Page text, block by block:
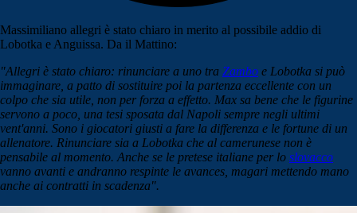
Massimiliano allegri è stato chiaro in merito al possibile addio di
Lobotka e Anguissa. Da il Mattino:
"Allegri è stato chiaro: rinunciare a uno tra Zambo e Lobotka si può
immaginare, a patto di sostituire poi la partenza eccellente con un
colpo che sia utile, non per forza a effetto. Max sa bene che le figurine
servono a poco, una tesi sposata dal Napoli sempre negli ultimi
vent'anni. Sono i giocatori giusti a fare la differenza e le fortune di un
allenatore. Rinunciare sia a Lobotka che al camerunese non è
pensabile al momento. Anche se le pretese italiane per lo slovacco
vanno avanti e andranno respinte le avances, magari mettendo mano
anche ai contratti in scadenza".